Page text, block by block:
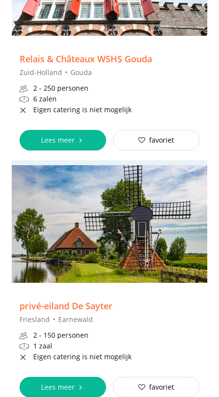
Relais & Châteaux WSHS Gouda
Zuid-Holland
Gouda
2 - 250 personen
6 zalen
Eigen catering is niet mogelijk
Lees meer favoriet
privé-eiland De Sayter
Friesland
Earnewald
2 - 150 personen
1 zaal
Eigen catering is niet mogelijk
Lees meer favoriet